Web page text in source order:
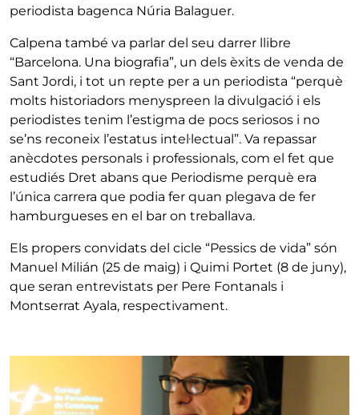
periodista bagenca Núria Balaguer.
Calpena també va parlar del seu darrer llibre
“Barcelona. Una biografia”, un dels èxits de venda de
Sant Jordi, i tot un repte per a un periodista “perquè
molts historiadors menyspreen la divulgació i els
periodistes tenim l’estigma de pocs seriosos i no
se’ns reconeix l’estatus intel·lectual”. Va repassar
anècdotes personals i professionals, com el fet que
estudiés Dret abans que Periodisme perquè era
l’única carrera que podia fer quan plegava de fer
hamburgueses en el bar on treballava.
Els propers convidats del cicle “Pessics de vida” són
Manuel Milián (25 de maig) i Quimi Portet (8 de juny),
que seran entrevistats per Pere Fontanals i
Montserrat Ayala, respectivament.